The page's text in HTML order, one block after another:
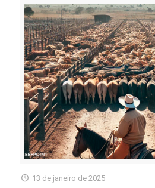
13 de janeiro de 2025